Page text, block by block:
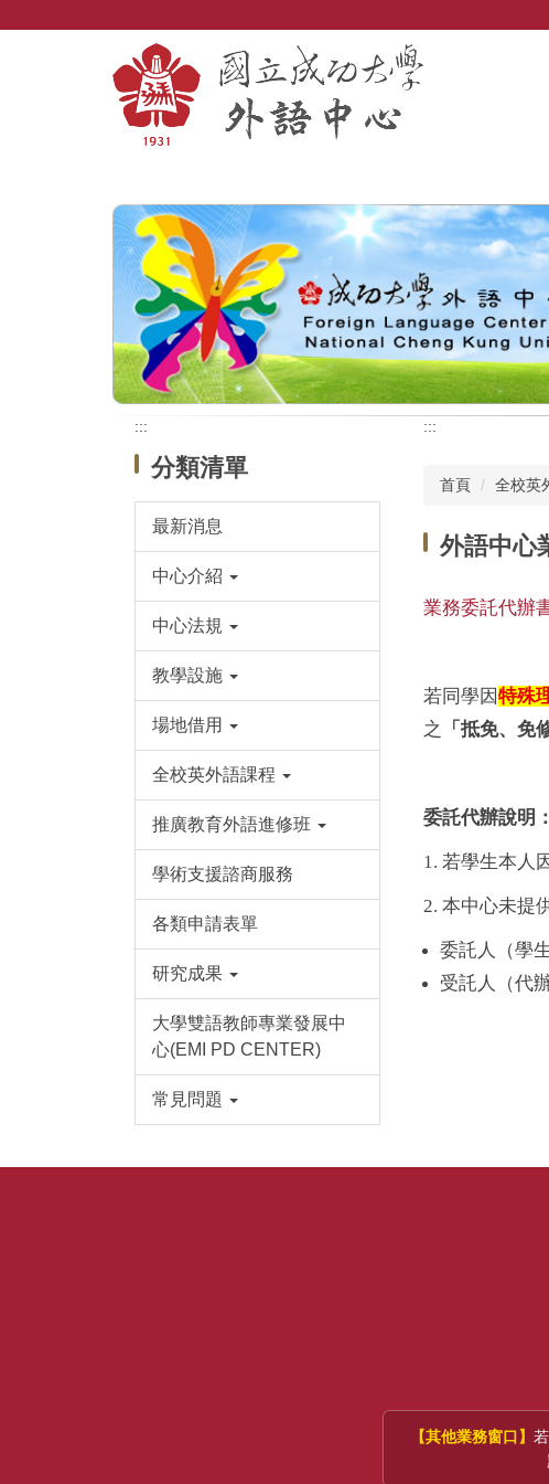
:::
分類清單
最新消息
中心介紹
中心法規
教學設施
場地借用
全校英外語課程
推廣教育外語進修班
學術支援諮商服務
各類申請表單
研究成果
大學雙語教師專業發展中
心(EMI PD CENTER)
常見問題
:::
首頁 全校英
外語中心
業務委託代辦
若同學因特殊
之 「抵免、免
委託代辦說明：
1. 若學生本人
2. 本中心未提
委託人（學
受託人（代
【其他業務窗口】